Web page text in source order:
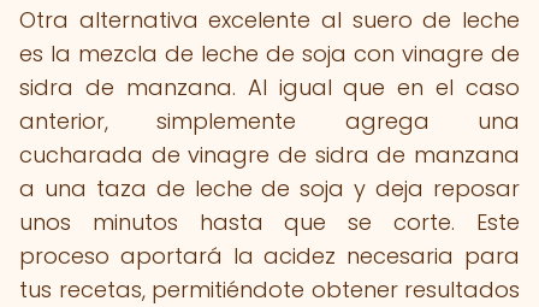
Otra alternativa excelente al suero de leche
es la mezcla de leche de soja con vinagre de
sidra de manzana. Al igual que en el caso
anterior, simplemente agrega una
cucharada de vinagre de sidra de manzana
a una taza de leche de soja y deja reposar
unos minutos hasta que se corte. Este
proceso aportará la acidez necesaria para
tus recetas, permitiéndote obtener resultados